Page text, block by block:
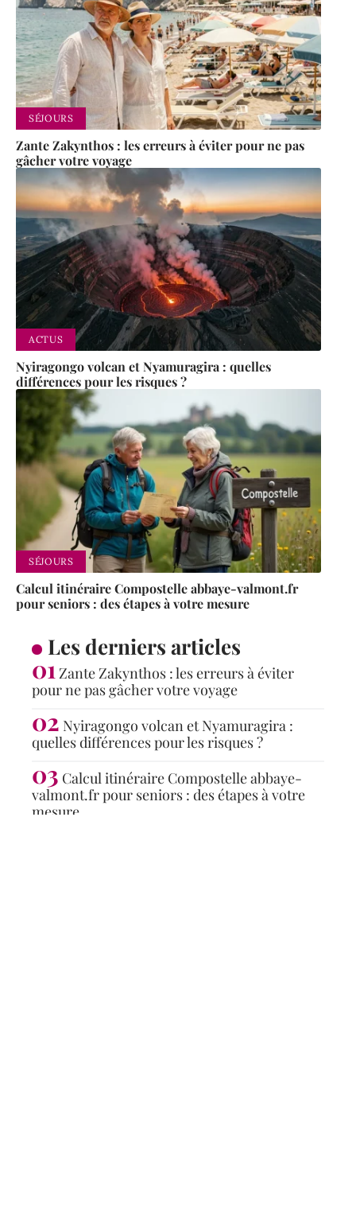
SÉJOURS
Zante Zakynthos : les erreurs à éviter pour ne pas
gâcher votre voyage
ACTUS
Nyiragongo volcan et Nyamuragira : quelles
différences pour les risques ?
SÉJOURS
Calcul itinéraire Compostelle abbaye-valmont.fr
pour seniors : des étapes à votre mesure
Les derniers articles
Zante Zakynthos : les erreurs à éviter
pour ne pas gâcher votre voyage
Nyiragongo volcan et Nyamuragira :
quelles différences pour les risques ?
Calcul itinéraire Compostelle abbaye-
valmont.fr pour seniors : des étapes à votre
mesure